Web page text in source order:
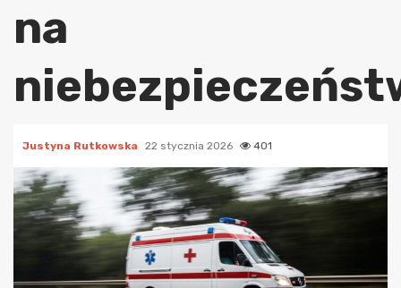
na
Justyna Rutkowska 22 stycznia 2026 401